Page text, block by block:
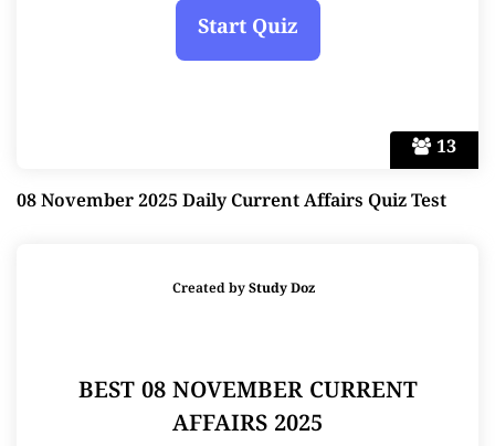
13
08 November 2025 Daily Current Affairs Quiz Test
Created byStudy Doz
BEST 08 NOVEMBER CURRENT
AFFAIRS 2025